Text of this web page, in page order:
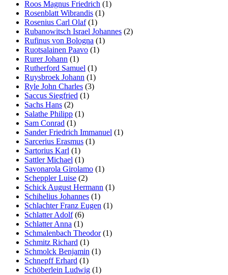
Roos Magnus Friedrich (1)
Rosenblatt Wibrandis (1)
Rosenius Carl Olaf(1)
Rubanowitsch Israel Johannes (2)
Rufinus von Bologna (1)
Ruotsalainen Paavo (1)
Rurer Johann (1)
Rutherford Samuel (1)
Ruysbroek Johann (1)
Ryle John Charles (3)
Saccus Siegfried (1)
Sachs Hans (2)
Salathe Philipp (1)
Sam Conrad (1)
Sander Friedrich Immanuel (1)
Sarcerius Erasmus (1)
Sartorius Karl (1)
Sattler Michael (1)
Savonarola Girolamo (1)
Scheppler Luise (2)
Schick August Hermann (1)
Schihelius Johannes (1)
Schlachter Franz Eugen (1)
Schlatter Adolf(6)
Schlatter Anna (1)
Schmalenbach Theodor(1)
Schmitz Richard (1)
Schmolck Benjamin (1)
Schnepff Erhard (1)
Schöberlein Ludwig (1)